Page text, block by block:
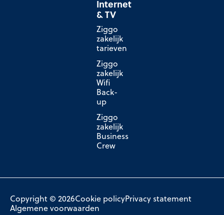
Internet
& TV
Ziggo
zakelijk
tarieven
Ziggo
zakelijk
Wifi
Back-
up
Ziggo
zakelijk
Business
Crew
Copyright © 2026Cookie policyPrivacy statement
Algemene voorwaarden